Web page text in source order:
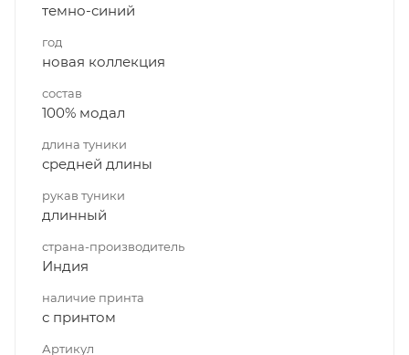
темно-синий
год
новая коллекция
состав
100% модал
длина туники
средней длины
рукав туники
длинный
страна-производитель
Индия
наличие принта
с принтом
Артикул